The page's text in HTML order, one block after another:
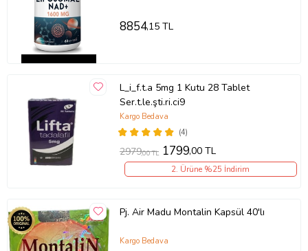
8854,15 TL
L_i_f.t.a 5mg 1 Kutu 28 Tablet
Ser.t.le.şti.ri.ci9
(4)
Kargo Bedava
2979,00 TL 1799,00 TL
2. Ürüne %25 İndirim
Pj. Air Madu Montalin Kapsül 40'lı
Kargo Bedava